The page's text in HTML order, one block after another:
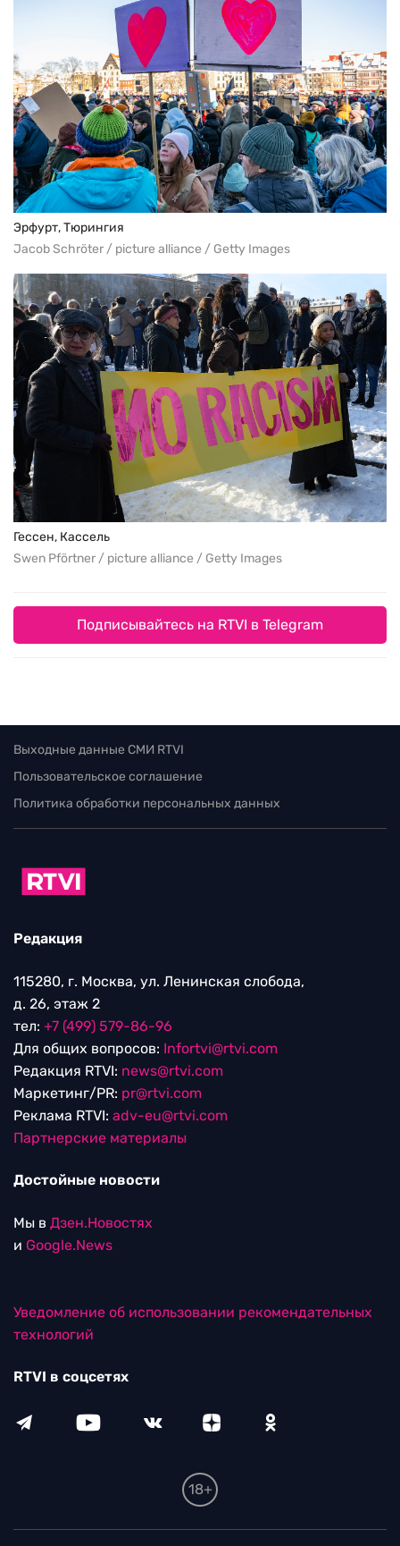
Эрфурт, Тюрингия
Jacob Schröter / picture alliance / Getty Images
Гессен, Кассель
Swen Pförtner / picture alliance / Getty Images
Подписывайтесь на RTVI в Telegram
Выходные данные СМИ RTVI
Пользовательское соглашение
Политика обработки персональных данных
Редакция
115280, г. Москва, ул. Ленинская слобода,
д. 26, этаж 2
тел: +7 (499) 579-86-96
Для общих вопросов: Infortvi@rtvi.com
Редакция RTVI: news@rtvi.com
Маркетинг/PR: pr@rtvi.com
Реклама RTVI: adv-eu@rtvi.com
Партнерские материалы
Достойные новости
Мы в Дзен.Новостях
и Google.News
Уведомление об использовании рекомендательных
технологий
RTVI в соцсетях
18+